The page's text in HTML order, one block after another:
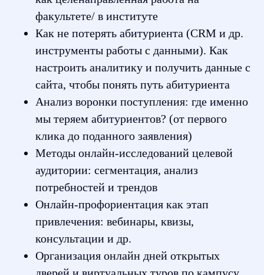
факультете/ в институте
Как не потерять абитуриента (СRM и др.
инструменты работы с данными). Как
настроить аналитику и получить данные с
сайта, чтобы понять путь абитуриента
Анализ воронки поступления: где именно
мы теряем абитуриентов? (от первого
клика до поданного заявления)
Методы онлайн-исследований целевой
аудитории: сегментация, анализ
потребностей и трендов
Онлайн-профориентация как этап
привлечения: вебинары, квизы,
консультации и др.
Организация онлайн дней открытых